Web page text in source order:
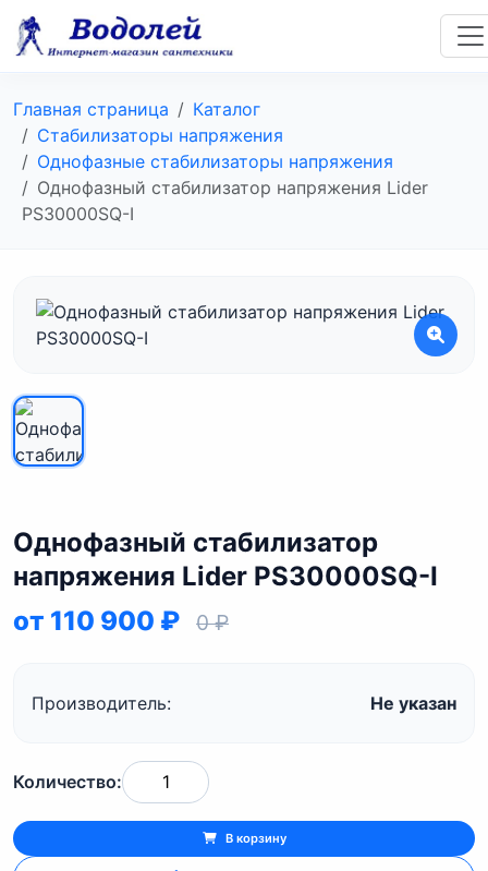
Главная страница
Каталог
Стабилизаторы напряжения
Однофазные стабилизаторы напряжения
Однофазный стабилизатор напряжения Lider
PS30000SQ-I
Однофазный стабилизатор
напряжения Lider PS30000SQ-I
от 110 900 ₽
0 ₽
Производитель: Не указан
Количество:
В корзину